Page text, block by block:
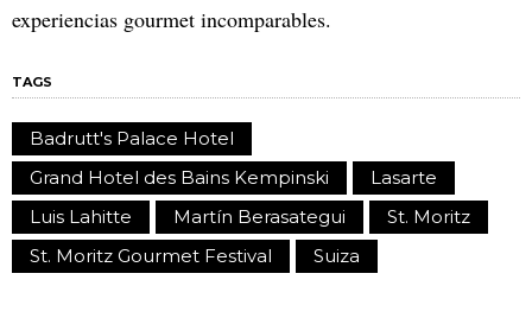
experiencias gourmet incomparables.
TAGS
Badrutt's Palace Hotel
Grand Hotel des Bains Kempinski
Lasarte
Luis Lahitte
Martín Berasategui
St. Moritz
St. Moritz Gourmet Festival
Suiza